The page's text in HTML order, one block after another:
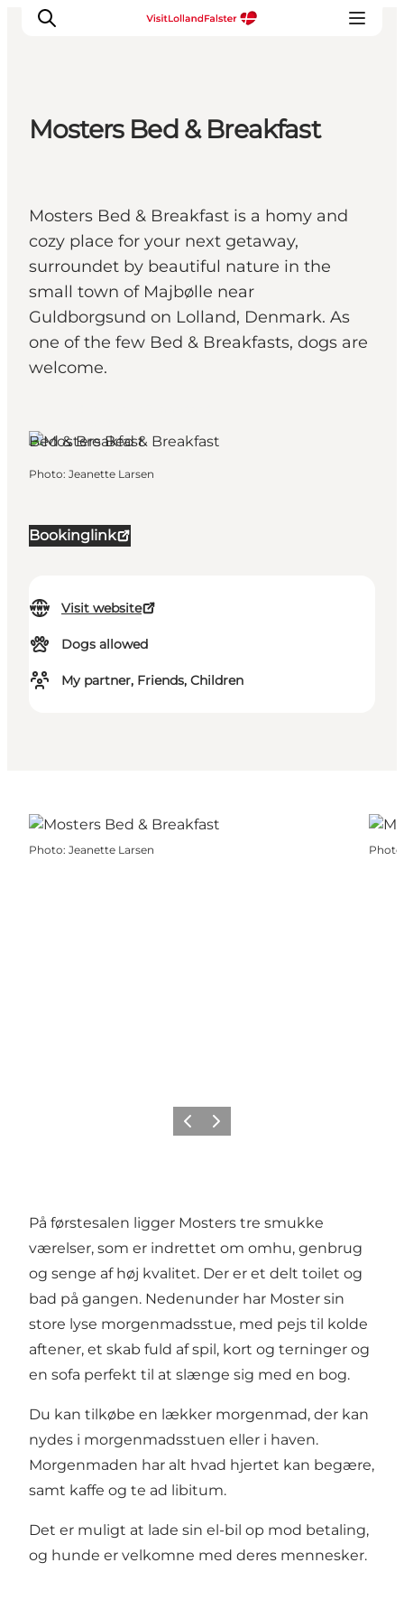
Mosters Bed & Breakfast
Mosters Bed & Breakfast is a homy and
cozy place for your next getaway,
surroundet by beautiful nature in the
small town of Majbølle near
Guldborgsund on Lolland, Denmark. As
one of the few Bed & Breakfasts, dogs are
welcome.
Bookinglink
Visit website
Dogs allowed
My partner, Friends, Children
Bed & Breakfast
Photo: Jeanette Larsen
Photo: Jeanette Larsen Photo
Previous
Next
På førstesalen ligger Mosters tre smukke
værelser, som er indrettet om omhu, genbrug
og senge af høj kvalitet. Der er et delt toilet og
bad på gangen. Nedenunder har Moster sin
store lyse morgenmadsstue, med pejs til kolde
aftener, et skab fuld af spil, kort og terninger og
en sofa perfekt til at slænge sig med en bog.
Du kan tilkøbe en lækker morgenmad, der kan
nydes i morgenmadsstuen eller i haven.
Morgenmaden har alt hvad hjertet kan begære,
samt kaffe og te ad libitum.
Det er muligt at lade sin el-bil op mod betaling,
og hunde er velkomne med deres mennesker.